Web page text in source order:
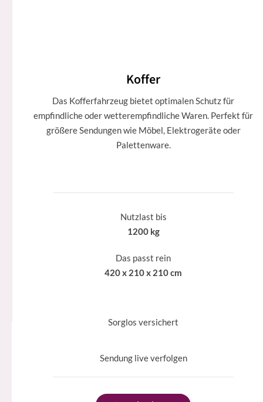
Koffer
Das Kofferfahrzeug bietet optimalen Schutz für
empfindliche oder wetterempfindliche Waren. Perfekt für
größere Sendungen wie Möbel, Elektrogeräte oder
Palettenware.
Nutzlast bis
1200 kg
Das passt rein
420 x 210 x 210 cm
Sorglos versichert
Sendung live verfolgen